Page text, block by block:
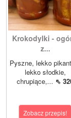
Krokodylki -
z...
Pyszne, lekko
lekko słodkie,
chrupiące,... ⇖
Zobacz przepis!